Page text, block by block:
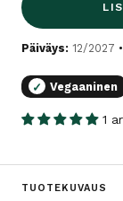
Päiväys: 12/2027
✓ Vegaaninen
1
TUOTEKUVAUS